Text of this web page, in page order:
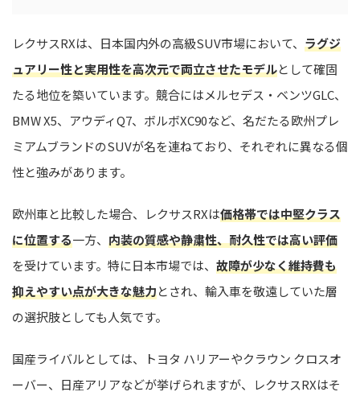
レクサスRXは、日本国内外の高級SUV市場において、 ラグジ
ュアリー性と実用性を高次元で両立させたモデルとして確固
たる地位を築いています。競合にはメルセデス・ベンツGLC、
BMW X5、アウディQ7、ボルボXC90など、名だたる欧州プレ
ミアムブランドのSUVが名を連ねており、それぞれに異なる個
性と強みがあります。
欧州車と比較した場合、レクサスRXは価格帯では中堅クラス
に位置する一方、 内装の質感や静粛性、耐久性では高い評価
を受けています。特に日本市場では、 故障が少なく維持費も
抑えやすい点が大きな魅力とされ、輸入車を敬遠していた層
の選択肢としても人気です。
国産ライバルとしては、トヨタ ハリアーやクラウン クロスオ
ーバー、日産アリアなどが挙げられますが、レクサスRXはそ